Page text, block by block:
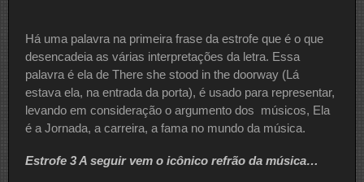
Há uma palavra na primeira frase da estrofe que é o que
desencadeia as várias interpretações da letra. Essa
palavra é ela de There she stood in the doorway (Lá
estava ela, na entrada da porta), é usado para representar,
levando em consideração o argumento dos músicos, Ela
é a Jornada, a carreira, a fama no mundo da música.
Estrofe 3 A seguir vem o icônico refrão da música…